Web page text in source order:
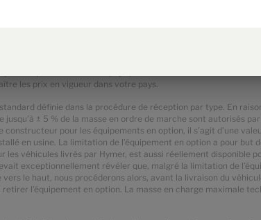
Les prix dans d'autres pays peuvent différer en raison de
les prix en vigueur dans votre pays.
définie dans la procédure de réception par type. En
± 5 % de la masse en ordre de marche sont autorisés
pour les équipements en option, il s’agit d’une
en usine. La limitation de l’équipement en option a pour
véhicules livrés par Hymer, est aussi réellement disponible
exceptionnellement révéler que, malgré la limitation de
le haut, nous procéderons alors, avant la livraison du
l’équipement en option. La masse en charge maximale